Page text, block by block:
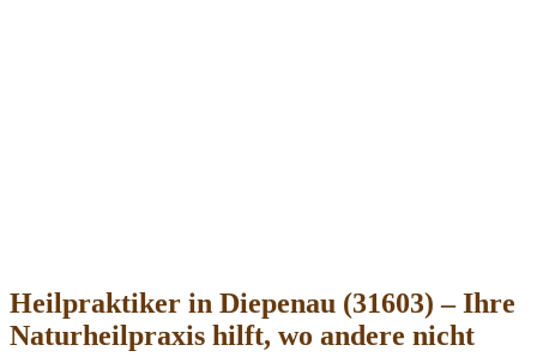
Heilpraktiker in Diepenau (31603) – Ihre
Naturheilpraxis hilft, wo andere nicht